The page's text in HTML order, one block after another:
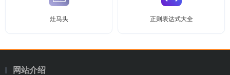
灶马头 正则表达式大全
网站介绍